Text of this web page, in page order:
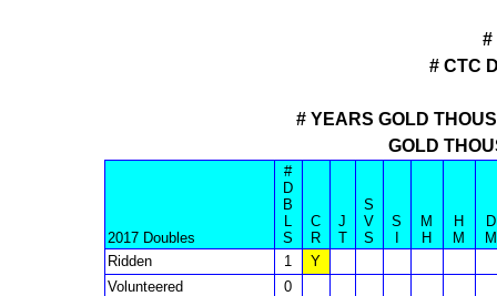
#
# CTC
# YEARS GOLD
GOLD
2017 Doubles
#
D
B
L
S
C
R
J
T
S
V
S
S
M
H
H
M
D
M
Ridden
1
Y
Volunteered
0